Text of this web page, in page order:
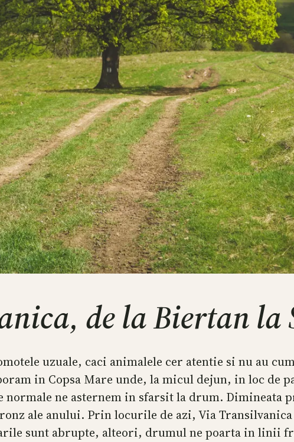
de la Biertan la
uzuale, caci animalele cer atentie si nu au
in Copsa Mare unde, la micul dejun, in loc de
ne asternem in sfarsit la drum. Dimineata
ale anului. Prin locurile de azi, Via
sunt abrupte, alteori, drumul ne poarta in linii